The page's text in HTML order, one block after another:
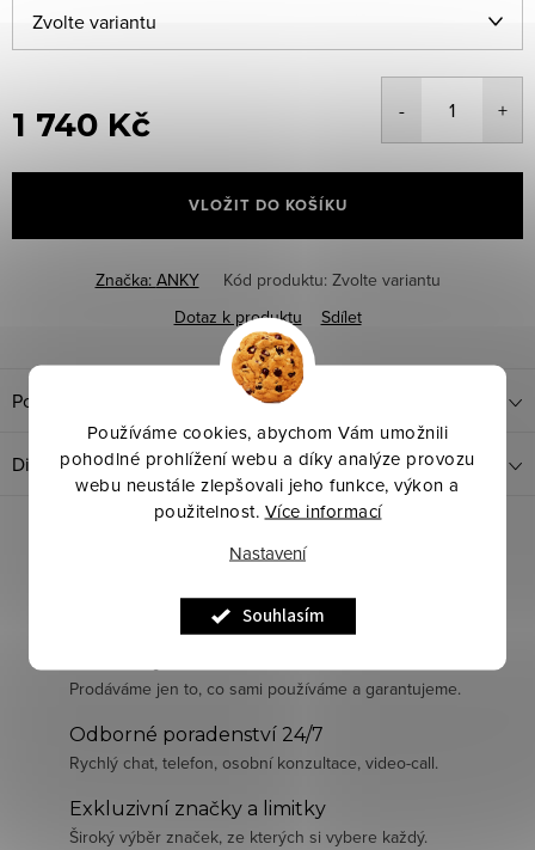
Používáme cookies, abychom Vám umožnili
pohodlné prohlížení webu a díky analýze provozu
webu neustále zlepšovali jeho funkce, výkon a
použitelnost. Více informací
Nastavení
Souhlasím
1 740 Kč
cena:
VLOŽIT DO KOŠÍKU
Značka: ANKY Kód produktu: Zvolte variantu
Dotaz k produktu
Sdílet
Popis produktu
Diskuze
Prodáváme jen to, co sami používáme a garantujeme.
Odborné poradenství 24/7
Rychlý chat, telefon, osobní konzultace, video-call.
Exkluzivní značky a limitky
Široký výběr značek, ze kterých si vybere každý.